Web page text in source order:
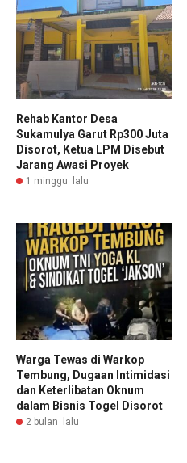
Rehab Kantor Desa
Sukamulya Garut Rp300 Juta
Disorot, Ketua LPM Disebut
Jarang Awasi Proyek
1 minggu lalu
Warga Tewas di Warkop
Tembung, Dugaan Intimidasi
dan Keterlibatan Oknum
dalam Bisnis Togel Disorot
2 bulan lalu